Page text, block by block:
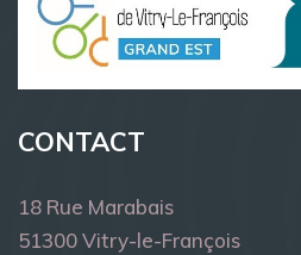
CONTACT
18 Rue Marabais
51300 Vitry-le-François